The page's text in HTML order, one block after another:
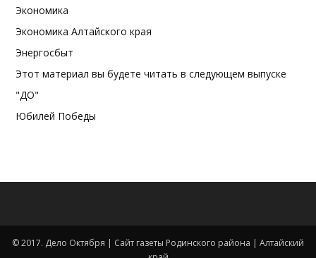
Экономика
Экономика Алтайского края
Энергосбыт
Этот материал вы будете читать в следующем выпуске
"ДО"
Юбилей Победы
© 2017. Дело Октября | Сайт газеты Родинского района | Алтайский